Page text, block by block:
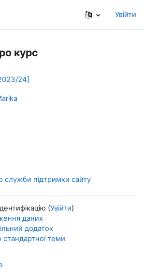
Увійти
курс
24]
служби підтримки сайту
(Увійти)
даних
додаток
теми